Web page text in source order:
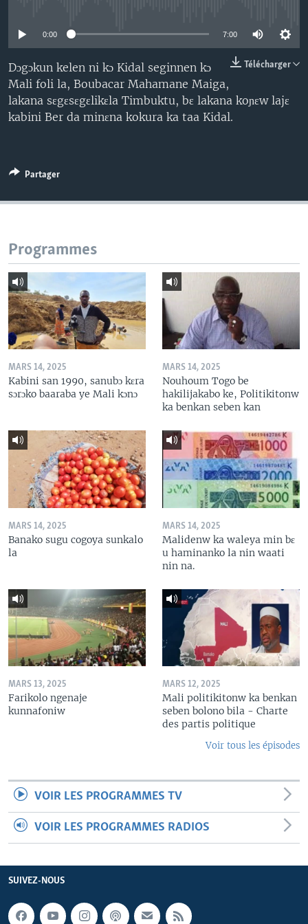
0:00 7:00
Télécharger
Dɔgɔkun kelen ni kɔ Kidal seginnen kɔ
Mali foli la, Boubacar Mahamane Maiga,
lakana sɛgɛsɛgɛlikɛla Timbuktu, bɛ lakana koɲɛw lajɛ
kabini Ber da minɛna kokura ka taa Kidal.
Partager
Programmes
MARS 14, 2025
Kabini san 1990, sanubɔ kɛra
sɔrɔko baaraba ye Mali kɔnɔ
MARS 14, 2025
Nouhoum Togo be
hakilijakabo ke, Politikitonw
ka benkan seben kan
MARS 14, 2025
Banako sugu cogoya sunkalo
la
MARS 14, 2025
Malidenw ka waleya min bɛ
u haminanko la nin waati
nin na.
MARS 13, 2025
Farikolo ngenaje
kunnafoniw
MARS 12, 2025
Mali politikitonw ka benkan
seben bolono bila - Charte
des partis politique
Voir tous les épisodes
VOIR LES PROGRAMMES TV
VOIR LES PROGRAMMES RADIOS
SUIVEZ-NOUS